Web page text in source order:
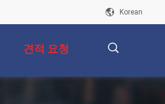
Korean
견적 요청